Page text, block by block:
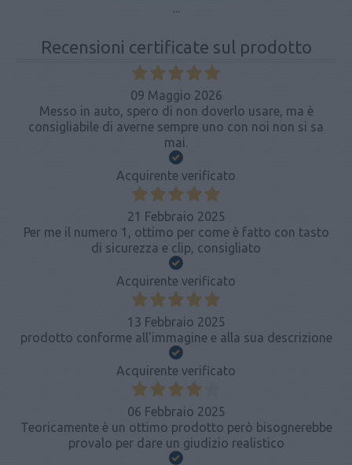
...
Recensioni certificate sul prodotto
09 Maggio 2026
Messo in auto, spero di non doverlo usare, ma è
consigliabile di averne sempre uno con noi non si sa
mai.
Acquirente verificato
21 Febbraio 2025
Per me il numero 1, ottimo per come è fatto con tasto
di sicurezza e clip, consigliato
Acquirente verificato
13 Febbraio 2025
prodotto conforme all'immagine e alla sua descrizione
Acquirente verificato
06 Febbraio 2025
Teoricamente è un ottimo prodotto però bisognerebbe
provalo per dare un giudizio realistico